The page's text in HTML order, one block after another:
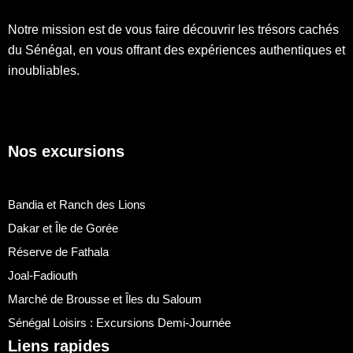
Notre mission est de vous faire découvrir les trésors cachés
du Sénégal, en vous offrant des expériences authentiques et
inoubliables.
Nos excursions
Bandia et Ranch des Lions
Dakar et Île de Gorée
Réserve de Fathala
Joal-Fadiouth
Marché de Brousse et Îles du Saloum
Sénégal Loisirs : Excursions Demi-Journée
Liens rapides